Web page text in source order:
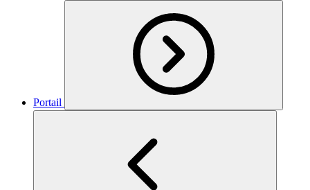
Portail